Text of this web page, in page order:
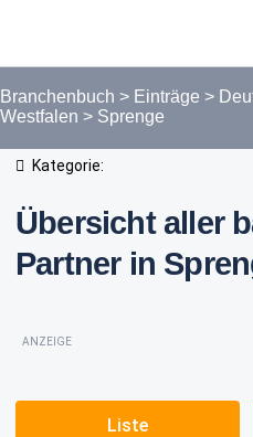
Branchenbuch > Einträge >
Westfalen > Sprenge
Kategorie:
Übersicht aller
Partner in
ANZEIGE
Liste